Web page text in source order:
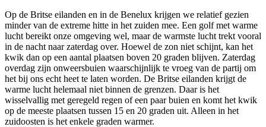
Op de Britse eilanden en in de Benelux krijgen we relatief gezien
minder van de extreme hitte in het zuiden mee. Een golf met warme
lucht bereikt onze omgeving wel, maar de warmste lucht trekt vooral
in de nacht naar zaterdag over. Hoewel de zon niet schijnt, kan het
kwik dan op een aantal plaatsen boven 20 graden blijven. Zaterdag
overdag zijn onweersbuien waarschijnlijk te vroeg van de partij om
het bij ons echt heet te laten worden. De Britse eilanden krijgt de
warme lucht helemaal niet binnen de grenzen. Daar is het
wisselvallig met geregeld regen of een paar buien en komt het kwik
op de meeste plaatsen tussen 15 en 20 graden uit. Alleen in het
zuidoosten is het enkele graden warmer.